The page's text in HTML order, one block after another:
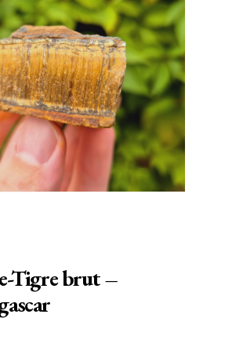
Tigre brut –